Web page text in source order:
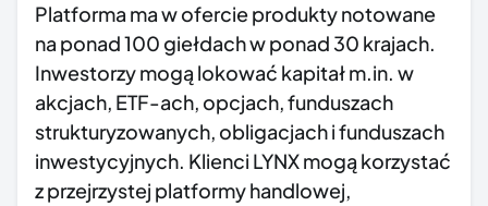
Platforma ma w ofercie produkty notowane
na ponad 100 giełdach w ponad 30 krajach.
Inwestorzy mogą lokować kapitał m.in. w
akcjach, ETF-ach, opcjach, funduszach
strukturyzowanych, obligacjach i funduszach
inwestycyjnych. Klienci LYNX mogą korzystać
z przejrzystej platformy handlowej,